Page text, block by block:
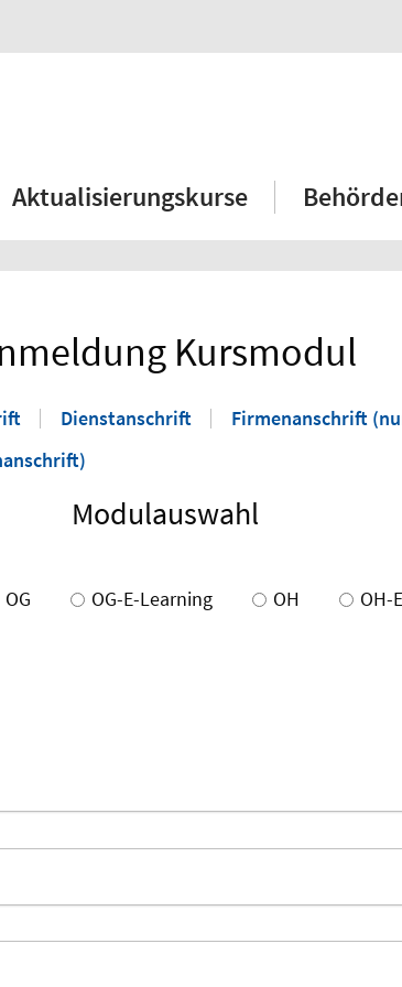
Aktualisierungskurse
Kursmodul
Dienstanschrift
Firmenanschrift
Modulauswahl
OG OG-E-Learning OH OH-